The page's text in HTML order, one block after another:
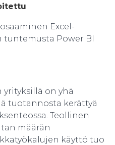
Excel-
Power BI
on yhä
tuotannosta kerättyä
Teollinen
määrän
käyttö tuo